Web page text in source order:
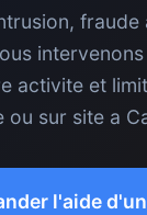
activite et
ou sur site a
l'aide